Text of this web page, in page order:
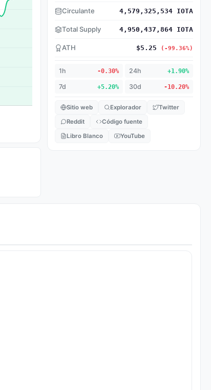
Circulante 4,579,325,534 IOTA
Total Supply 4,950,437,864 IOTA
ATH $5.25 (-99.36%)
1h -0.30% 24h +1.90%
7d +5.20% 30d -10.20%
Sitio web Explorador
Twitter
Reddit
Código fuente
Libro Blanco
YouTube